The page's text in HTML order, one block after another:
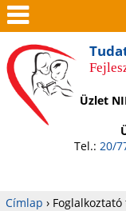
Üzlet
Tel.: 20/
Címlap ›
Men
ü